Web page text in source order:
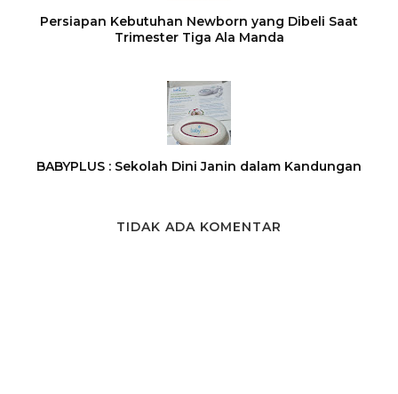
Persiapan Kebutuhan Newborn yang Dibeli Saat
Trimester Tiga Ala Manda
BABYPLUS : Sekolah Dini Janin dalam Kandungan
TIDAK ADA KOMENTAR